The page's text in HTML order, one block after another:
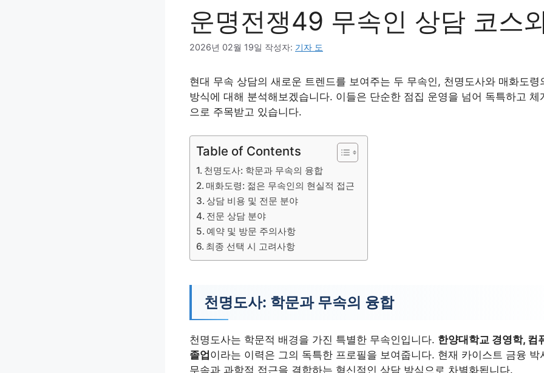
운명전쟁49 무속인 상담 코스
2026년 02월 19일 작성자: 기자 도
현대 무속 상담의 새로운 트렌드를 보여주는 두 무속인, 천명도사와 매화도령
방식에 대해 분석해보겠습니다. 이들은 단순한 점집 운영을 넘어 독특하고 체
으로 주목받고 있습니다.
Table of Contents
천명도사: 학문과 무속의 융합
매화도령: 젊은 무속인의 현실적 접근
상담 비용 및 전문 분야
전문 상담 분야
예약 및 방문 주의사항
최종 선택 시 고려사항
천명도사: 학문과 무속의 융합
천명도사는 학문적 배경을 가진 특별한 무속인입니다. 한양대학교 경영학, 컴
졸업이라는 이력은 그의 독특한 프로필을 보여줍니다. 현재 카이스트 금융 박
무속과 과학적 접근을 결합하는 혁신적인 상담 방식으로 차별화됩니다.